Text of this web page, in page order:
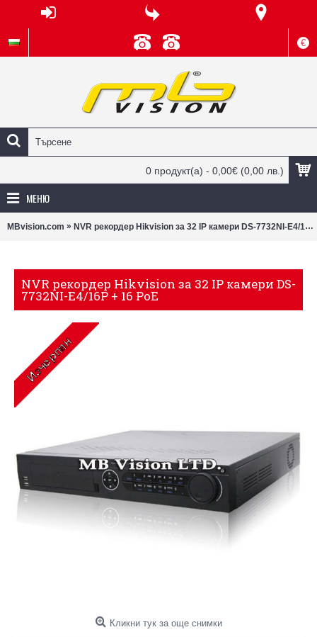
€
0 продукт(а) - 0,00€ (0,00 лв.)
МЕНЮ
MBvision.com » NVR рекордер Hikvision за 32 IP камери DS-7732NI-E4/16P + 16 PoE
NVR рекордер Hikvision за 32 IP камери DS-
7732NI-E4/16P + 16 PoE
Кликни тук за още снимки